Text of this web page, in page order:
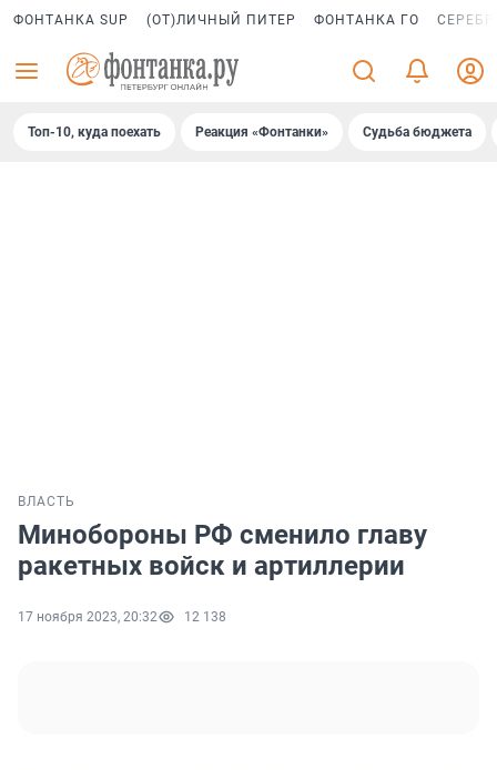
ФОНТАНКА SUP (ОТ)ЛИЧНЫЙ ПИТЕР ФОНТАНКА ГО
Топ-10, куда поехать Реакция «Фонтанки» Судьба бюджета
ВЛАСТЬ
Минобороны РФ сменило главу
ракетных войск и артиллерии
17 ноября 2023, 20:32 12 138